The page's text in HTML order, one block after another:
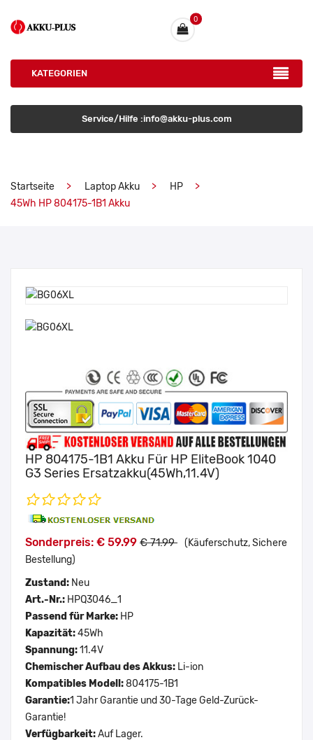
0
KATEGORIEN
Service/Hilfe :info@akku-plus.com
Startseite Laptop Akku
HP
45Wh HP 804175-1B1 Akku
HP 804175-1B1 Akku Für HP EliteBook 1040
G3 Series Ersatzakku(45Wh,11.4V)
Sonderpreis: € 59.99 € 71.99 (Käuferschutz, Sichere
Bestellung)
Zustand: Neu
Art.-Nr.: HPQ3046_1
Passend für Marke: HP
Kapazität:45Wh
Spannung:11.4V
Chemischer Aufbau des Akkus: Li-ion
Kompatibles Modell:804175-1B1
Garantie:1 Jahr Garantie und 30-Tage Geld-Zurück-
Garantie!
Verfügbarkeit:Auf Lager.